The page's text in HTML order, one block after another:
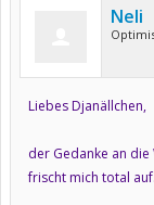
Neli
Liebes Djanällchen,
der Gedanke an
frischt mich total auf.